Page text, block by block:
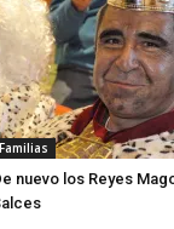
Familias
nuevo los Reyes